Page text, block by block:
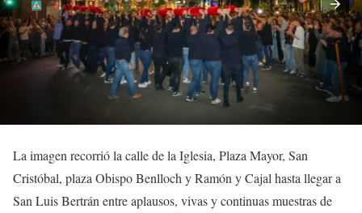
La imagen recorrió la calle de la Iglesia, Plaza Mayor, San
Cristóbal, plaza Obispo Benlloch y Ramón y Cajal hasta llegar a
San Luis Bertrán entre aplausos, vivas y continuas muestras de